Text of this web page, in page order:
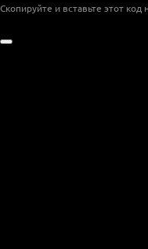
Скопируйте и вставьте этот код